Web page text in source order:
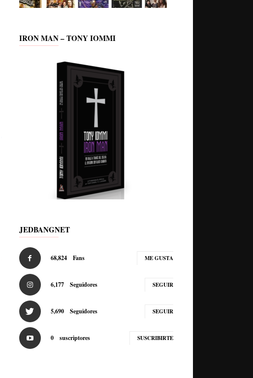
IRON MAN – TONY IOMMI
JEDBANGNET
68,824 Fans ME GUSTA
6,177 Seguidores SEGUIR
5,690 Seguidores SEGUIR
0 suscriptores SUSCRIBIRTE